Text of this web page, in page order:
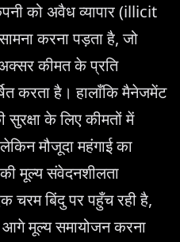
को अवैध व्यापार (illicit
करना पड़ता है, जो
कीमत के प्रति
करता है। हालाँकि मैनेजमेंट
सुरक्षा के लिए कीमतों में
मौजूदा महंगाई का
की मूल्य संवेदनशीलता
बिंदु पर पहुँच रही है,
आगे मूल्य समायोजन करना